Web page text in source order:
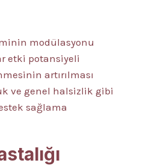
modülasyonu
etki potansiyeli
artırılması
ve genel halsizlik gibi
sağlama